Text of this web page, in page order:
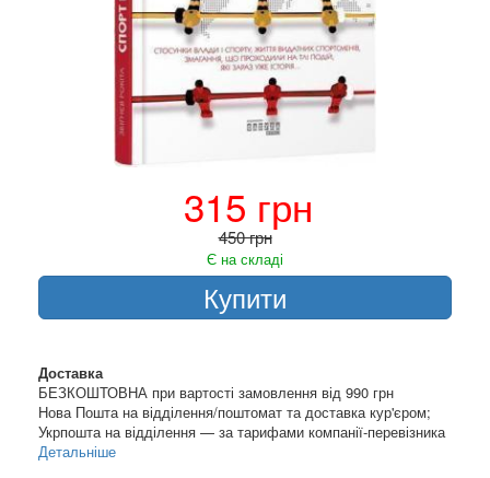
315 грн
450 грн
Є на складі
Купити
Доставка
БЕЗКОШТОВНА при вартості замовлення від 990 грн
Нова Пошта на відділення/поштомат та доставка кур'єром;
Укрпошта на відділення — за тарифами компанії-перевізника
Детальніше